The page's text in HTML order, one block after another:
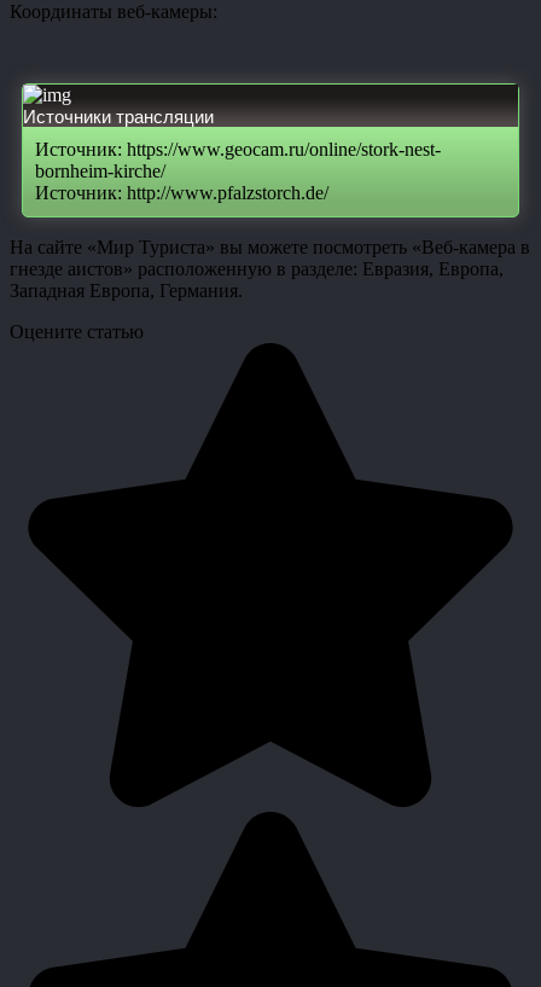
Координаты веб-камеры:
Источники трансляции
Источник: https://www.geocam.ru/online/stork-nest-
bornheim-kirche/
Источник: http://www.pfalzstorch.de/
На сайте «Мир Туриста» вы можете посмотреть «Веб-камера в
гнезде аистов» расположенную в разделе: Евразия, Европа,
Западная Европа, Германия.
Оцените статью